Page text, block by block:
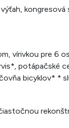
vírivkou pre 6
potápačské
bicyklov* *